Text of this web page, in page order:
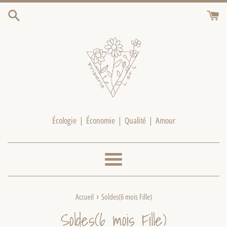
Passer
Écologie | Économie | Qualité | Amour
Menu
Accueil › Soldes(6 mois Fille)
Soldes(6 mois Fille)